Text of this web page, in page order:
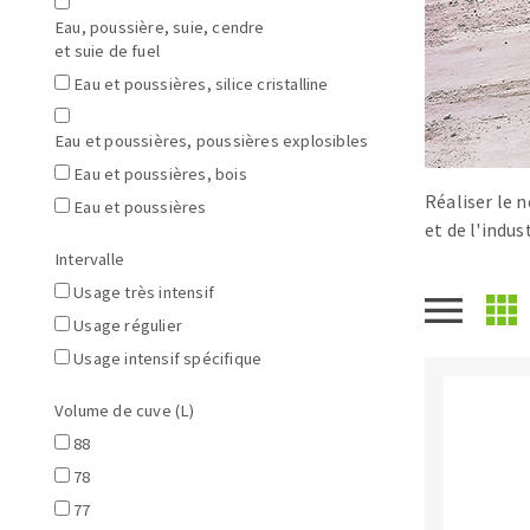
Scies de table
Système grands formats
Table de travail
Roues
Disques à
Disques auto-agrippant
Patins
Disques fibre et papier
Feuilles 230 x 280 mm
Cales à poncer et patins
Plateaux supports
Réaliser le
et de
Eau, poussière, suie, cendre
et suie de fuel
Eau et poussières, silice cristalline
Eau et poussières, poussières explosibles
Eau et poussières, bois
Eau et poussières
Intervalle
Usage très intensif
Usage régulier
Usage intensif spécifique
Volume de cuve (L)
88
78
77